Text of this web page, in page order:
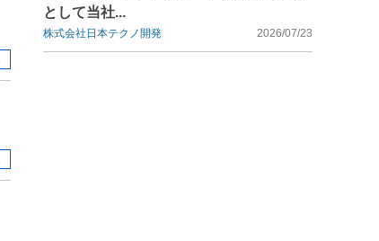
として当社...
株式会社日本テクノ開発 2026/07/23